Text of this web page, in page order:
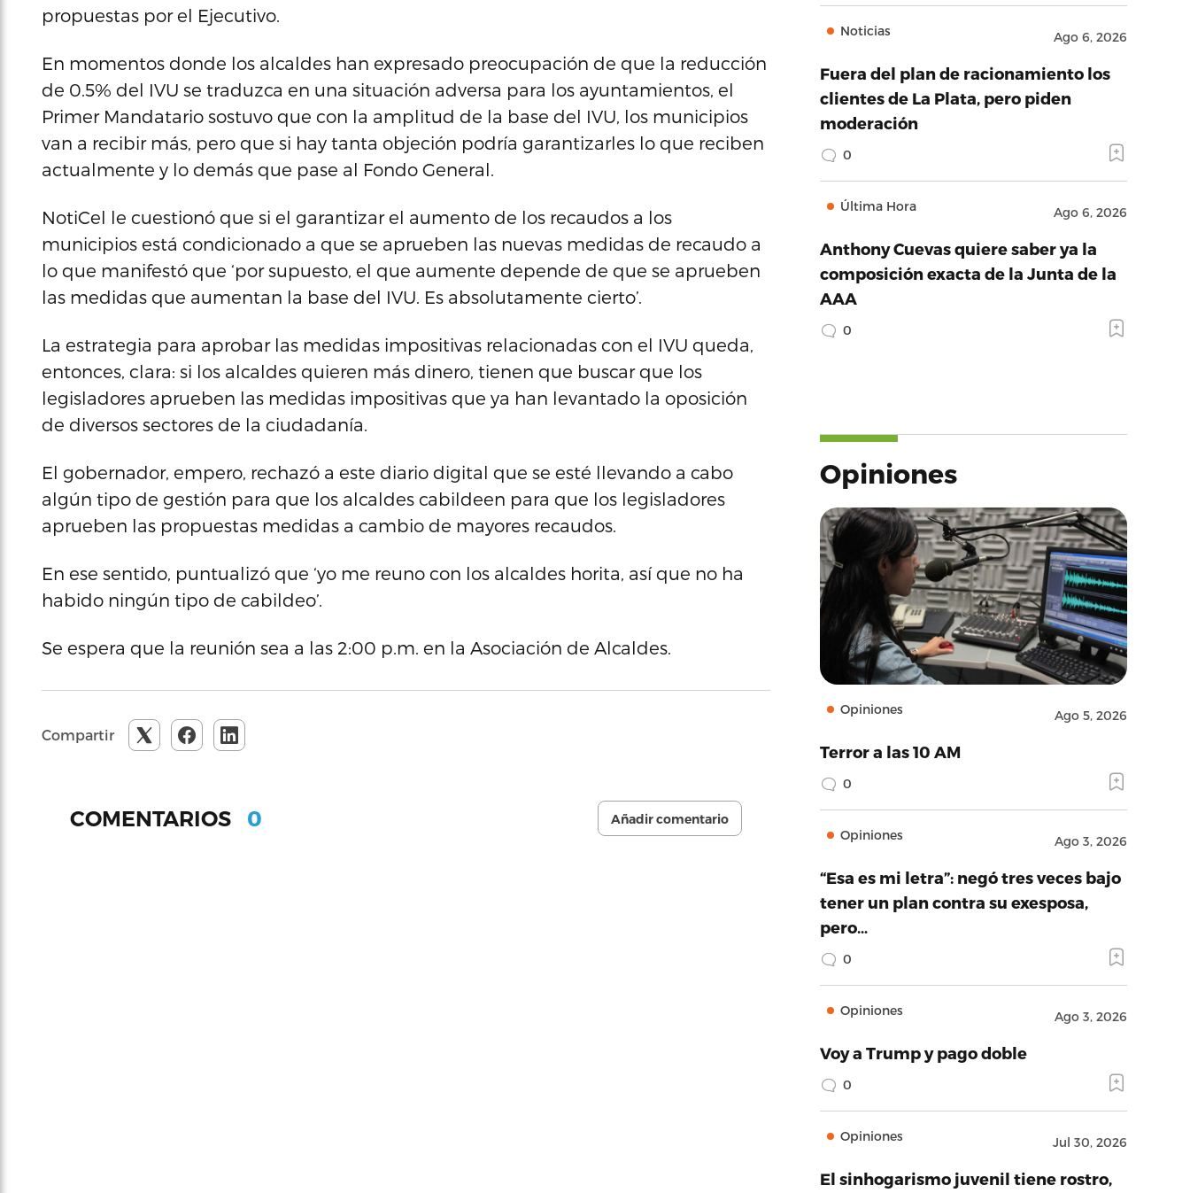
propuestas por el Ejecutivo.
En momentos donde los alcaldes han expresado preocupación de que la reducción
de 0.5% del IVU se traduzca en una situación adversa para los ayuntamientos, el
Primer Mandatario sostuvo que con la amplitud de la base del IVU, los municipios
van a recibir más, pero que si hay tanta objeción podría garantizarles lo que reciben
actualmente y lo demás que pase al Fondo General.
NotiCel le cuestionó que si el garantizar el aumento de los recaudos a los
municipios está condicionado a que se aprueben las nuevas medidas de recaudo a
lo que manifestó que ‘por supuesto, el que aumente depende de que se aprueben
las medidas que aumentan la base del IVU. Es absolutamente cierto’.
La estrategia para aprobar las medidas impositivas relacionadas con el IVU queda,
entonces, clara: si los alcaldes quieren más dinero, tienen que buscar que los
legisladores aprueben las medidas impositivas que ya han levantado la oposición
de diversos sectores de la ciudadanía.
El gobernador, empero, rechazó a este diario digital que se esté llevando a cabo
algún tipo de gestión para que los alcaldes cabildeen para que los legisladores
aprueben las propuestas medidas a cambio de mayores recaudos.
En ese sentido, puntualizó que ‘yo me reuno con los alcaldes horita, así que no ha
habido ningún tipo de cabildeo’.
Se espera que la reunión sea a las 2:00 p.m. en la Asociación de Alcaldes.
Compartir
COMENTARIOS 0 Añadir comentario
Noticias Ago 6, 2026
Fuera del plan de racionamiento los
clientes de La Plata, pero piden
moderación
0
Última Hora Ago 6, 2026
Anthony Cuevas quiere saber ya la
composición exacta de la Junta de la
AAA
0
Opiniones
Opiniones Ago 5, 2026
Terror a las 10 AM
0
Opiniones Ago 3, 2026
“Esa es mi letra”: negó tres veces bajo
tener un plan contra su exesposa,
pero…
0
Opiniones Ago 3, 2026
Voy a Trump y pago doble
0
Opiniones Jul 30, 2026
El sinhogarismo juvenil tiene rostro,